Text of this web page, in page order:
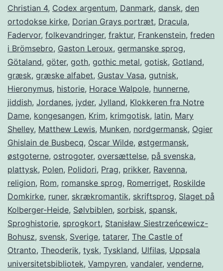
Christian 4, Codex argentum, Danmark, dansk, den
ortodokse kirke, Dorian Grays portræt, Dracula,
Fadervor, folkevandringer, fraktur, Frankenstein, freden
i Brömsebro, Gaston Leroux, germanske sprog,
Götaland, göter, goth, gothic metal, gotisk, Gotland,
græsk, græske alfabet, Gustav Vasa, gutnisk,
Hieronymus, historie, Horace Walpole, hunnerne,
jiddish, Jordanes, jyder, Jylland, Klokkeren fra Notre
Dame, kongesangen, Krim, krimgotisk, latin, Mary
Shelley, Matthew Lewis, Munken, nordgermansk, Ogier
Ghislain de Busbecq, Oscar Wilde, østgermansk,
østgoterne, ostrogoter, oversættelse, på svenska,
plattysk, Polen, Polidori, Prag, prikker, Ravenna,
religion, Rom, romanske sprog, Romerriget, Roskilde
Domkirke, runer, skrækromantik, skriftsprog, Slaget på
Kolberger-Heide, Sølvbiblen, sorbisk, spansk,
Sproghistorie, sprogkort, Stanisław Siestrzeńcewicz-
Bohusz, svensk, Sverige, tatarer, The Castle of
Otranto, Theoderik, tysk, Tyskland, Ulfilas, Uppsala
universitetsbibliotek, Vampyren, vandaler, venderne,